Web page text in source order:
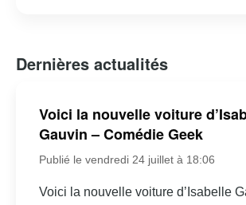
Dernières actualités
Voici la nouvelle voiture
Gauvin – Comédie Geek
Publié le vendredi 24 juillet à 18:06
Voici la nouvelle voiture d’Isabelle